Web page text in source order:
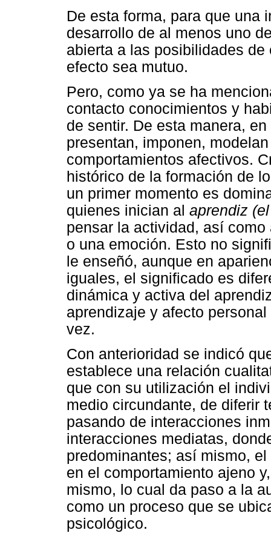
De esta forma, para que una
desarrollo de al menos uno
abierta a las posibilidades
efecto sea mutuo.
Pero, como ya se ha
contacto conocimientos y
de sentir. De esta manera,
presentan, imponen,
comportamientos afectivos.
histórico de la formación de
un primer momento es
quienes inician al aprendiz
pensar la actividad, así
o una emoción. Esto no
le enseñó, aunque en
iguales, el significado es
dinámica y activa del
aprendizaje y afecto
vez.
Con anterioridad se indicó
establece una relación
que con su utilización el
medio circundante, de diferir
pasando de interacciones
interacciones mediatas,
predominantes; así mismo,
en el comportamiento ajeno
mismo, lo cual da paso a la
como un proceso que se
psicológico.